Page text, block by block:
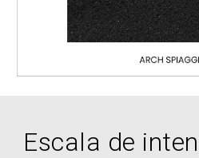
Escala de